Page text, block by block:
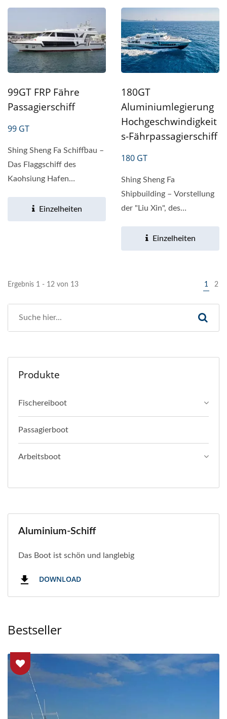
99GT FRP Fähre
Passagierschiff
99 GT
Shing Sheng Fa Schiffbau –
Das Flaggschiff des
Kaohsiung Hafen
Schiffe Die...Einzelheiten
180GT
Aluminiumlegierung
Hochgeschwindigkeit
S-Fährpassagierschiff
180 GT
Shing Sheng Fa
Shipbuilding – Vorstellung
der "Liu Xin", des
Aluminiumlegierung...
Einzelheiten
Ergebnis 1 - 12 von 13 1 2
Produkte
Fischereiboot
Passagierboot
Arbeitsboot
Aluminium-Schiff
Das Boot ist schön und langlebig
DOWNLOAD
Bestseller